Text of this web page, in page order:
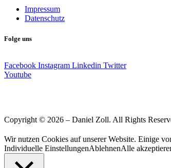
Impressum
Datenschutz
Folge uns
Facebook Instagram Linkedin Twitter
Youtube
Copyright © 2026 – Daniel Zoll. All Rights
Wir nutzen Cookies auf unserer Website. Einige
Individuelle EinstellungenAblehnenAlle